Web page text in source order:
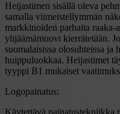
Heijastimen sisällä oleva
samalla viimeistellymmän
markkinoiden parhaita raaka-
ylijäämämuovi kierrätetään.
suomalaisissa olosuhteissa ja
huippuluokkaa. Heijastimet
tyyppi B1 mukaiset
Logopainatus:
Käytettävä painatustekniikka